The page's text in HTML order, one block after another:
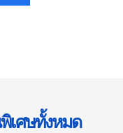
เศษทั้งหมด